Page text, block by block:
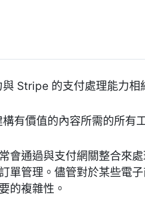
Stripe 的支付處理能力相
有價值的內容所需的所有
會通過與支付網關整合來
單管理。儘管對於某些電
的複雜性。